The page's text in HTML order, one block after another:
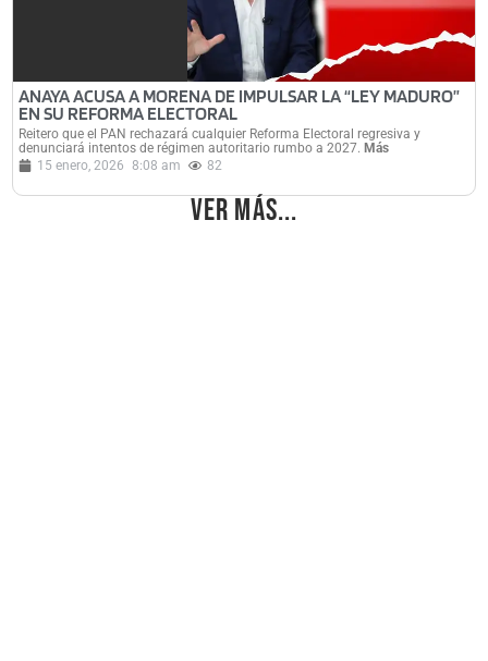
ANAYA ACUSA A MORENA DE IMPULSAR LA “LEY MADURO”
EN SU REFORMA ELECTORAL
Reitero que el PAN rechazará cualquier Reforma Electoral regresiva y
denunciará intentos de régimen autoritario rumbo a 2027.Más
15 enero, 2026 8:08 am 82
Ver más...